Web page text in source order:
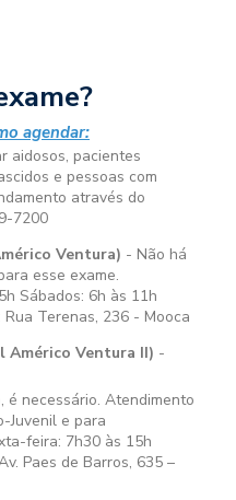
agendar:
aidosos, pacientes
e pessoas com
através do
7200
Ventura) - Não há
esse exame.
Sábados: 6h às 11h
Rua Terenas, 236 - Mooca
Américo Ventura II) -
é necessário. Atendimento
Juvenil e para
feira: 7h30 às 15h
Paes de Barros, 635 –